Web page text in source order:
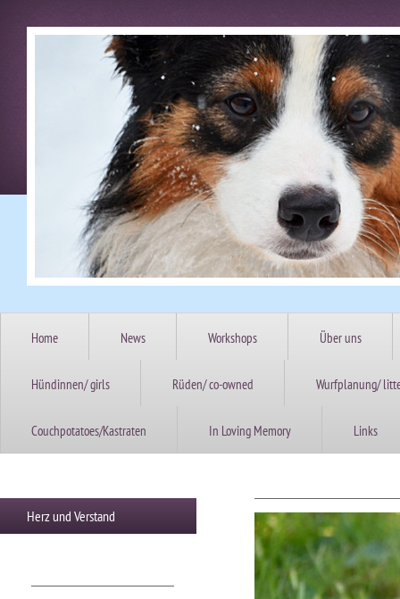
Home News Workshops Über uns
Hündinnen/ girls Rüden/ co-owned Wurfplanung/
Couchpotatoes/Kastraten In Loving Memory Links
Herz und Verstand